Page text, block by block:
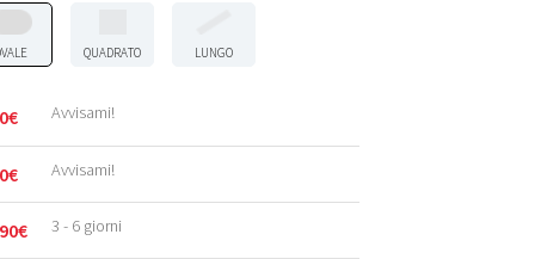
QUADRATO LUNGO
€ Avvisami!
€ Avvisami!
€ 3 - 6 giorni